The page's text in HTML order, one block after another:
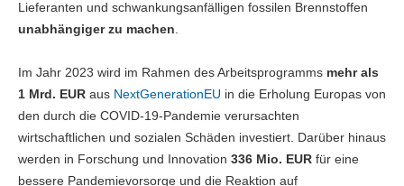
Lieferanten und schwankungsanfälligen fossilen Brennstoffen
unabhängiger zu machen.
Im Jahr 2023 wird im Rahmen des Arbeitsprogramms mehr als
1 Mrd. EUR aus NextGenerationEU in die Erholung Europas von
den durch die COVID-19-Pandemie verursachten
wirtschaftlichen und sozialen Schäden investiert. Darüber hinaus
werden in Forschung und Innovation 336 Mio. EUR für eine
bessere Pandemievorsorge und die Reaktion auf